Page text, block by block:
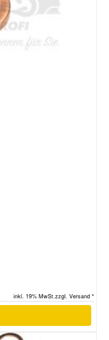
inkl. 19% MwSt.zzgl. Versand *